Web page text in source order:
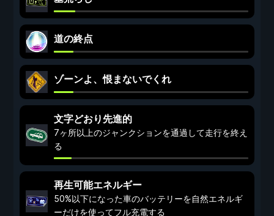
道の終点
ゾーンよ、恨まないでくれ
文字どおり先進的
7ヶ所以上のジャンクションを通過して走行を終え
る
再生可能エネルギー
50%以下になった車のバッテリーを自然エネルギ
ーだけを使ってフル充電する